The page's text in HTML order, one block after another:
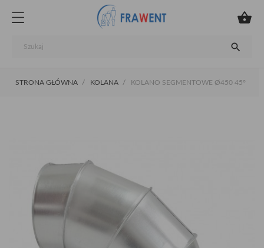


STRONA GŁÓWNA KOLANA KOLANO SEGMENTOWE Ø450 45°